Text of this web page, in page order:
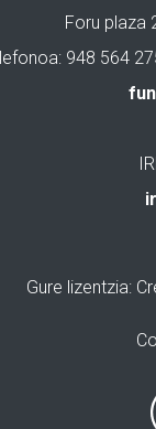
Foru plaza
948 564
Gure lizentzia: